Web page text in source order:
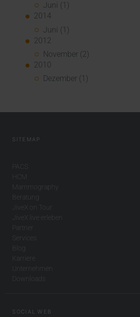
Juni (1)
2014
Juni (1)
2012
November (2)
2010
Dezember (1)
SITEMAP
PACS
HCM
Mammography
Beratung
JiveX on Tour
JiveX live erleben
Partner
Services
Blog
Karriere
Unternehmen
Downloads
SOCIAL WEB